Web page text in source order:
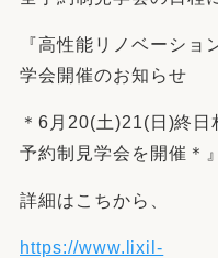
『高性能リノベーショ
学会開催のお知らせ
＊6月20(土)21(日)終
予約制見学会を開催＊
詳細はこちから、
https://www.lixil-